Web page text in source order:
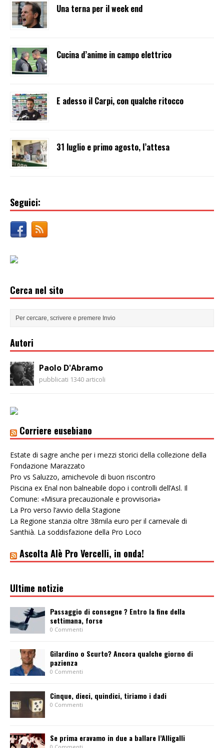
Una terna per il week end
Cucina d’anime in campo elettrico
E adesso il Carpi, con qualche ritocco
31 luglio e primo agosto, l’attesa
Seguici:
Cerca nel sito
Autori
Paolo D'Abramo
pubblicati 1340 articoli
Corriere eusebiano
Estate di sagre anche per i mezzi storici della collezione della
Fondazione Marazzato
Pro vs Saluzzo, amichevole di buon riscontro
Piscina ex Enal non balneabile dopo i controlli dell’Asl. Il
Comune: «Misura precauzionale e provvisoria»
La Pro verso l’avvio della Stagione
La Regione stanzia oltre 38mila euro per il carnevale di
Santhià. La soddisfazione della Pro Loco
Ascolta Alè Pro Vercelli, in onda!
Ultime notizie
Passaggio di consegne ? Entro la fine della
settimana, forse
0 Commenti
Gilardino o Scurto? Ancora qualche giorno di
pazienza
0 Commenti
Cinque, dieci, quindici, tiriamo i dadi
0 Commenti
Se prima eravamo in due a ballare l’Alligalli
0 Commenti